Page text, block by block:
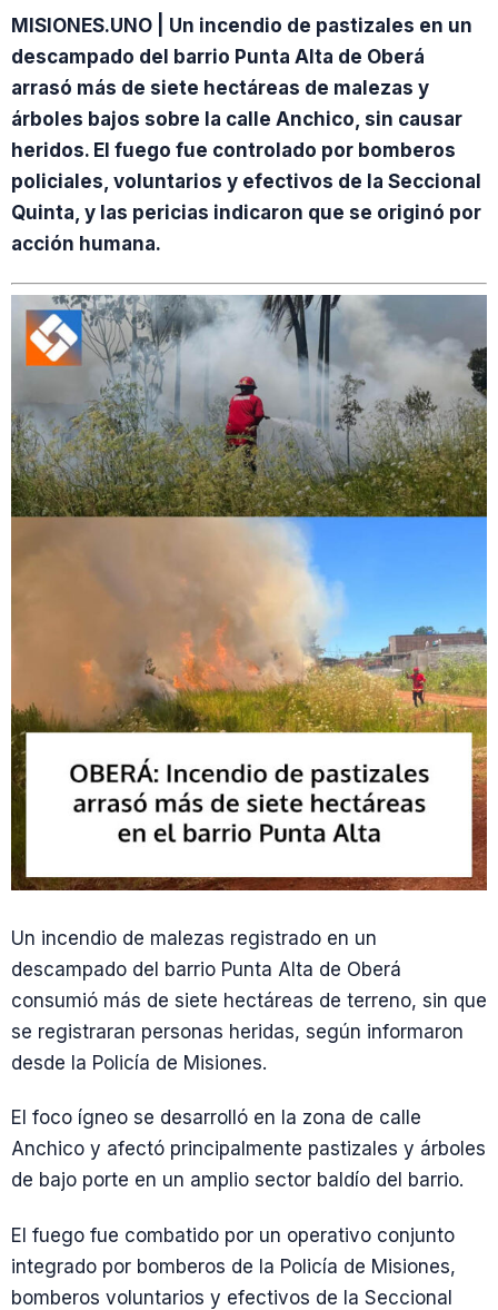
MISIONES.UNO | Un incendio de pastizales en un
descampado del barrio Punta Alta de Oberá
arrasó más de siete hectáreas de malezas y
árboles bajos sobre la calle Anchico, sin causar
heridos. El fuego fue controlado por bomberos
policiales, voluntarios y efectivos de la Seccional
Quinta, y las pericias indicaron que se originó por
acción humana.
Un incendio de malezas registrado en un
descampado del barrio Punta Alta de Oberá
consumió más de siete hectáreas de terreno, sin que
se registraran personas heridas, según informaron
desde la Policía de Misiones.
El foco ígneo se desarrolló en la zona de calle
Anchico y afectó principalmente pastizales y árboles
de bajo porte en un amplio sector baldío del barrio.
El fuego fue combatido por un operativo conjunto
integrado por bomberos de la Policía de Misiones,
bomberos voluntarios y efectivos de la Seccional